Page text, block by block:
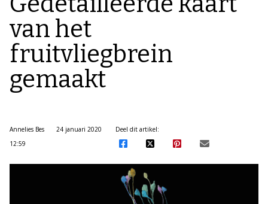
van het
fruitvliegbrein
gemaakt
Annelies Bes
24 januari 2020
12:59
Deel dit artikel: